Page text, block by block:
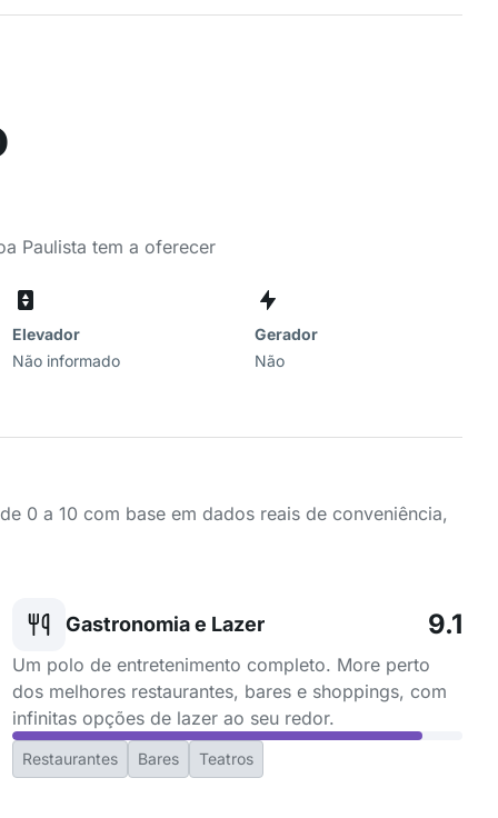
Paulista tem a oferecer
Elevador
Não informado
Gerador
Não
0 a 10 com base em dados reais de conveniência,
Gastronomia e Lazer 9.1
Um polo de entretenimento completo. More perto
dos melhores restaurantes, bares e shoppings, com
infinitas opções de lazer ao seu redor.
Restaurantes Bares Teatros